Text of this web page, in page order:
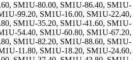
, SM1U-80.00, SM1U-86.40, SM1U-
99.20, SM1U-16.00, SM1U-22.40,
, SM1U-35.20, SM1U-41.60, SM1U-
54.40, SM1U-60.80, SM1U-67.20,
, SM1U-82.20, SM1U-88.60, SM1U-
11.80, SM1U-18.20, SM1U-24.60,